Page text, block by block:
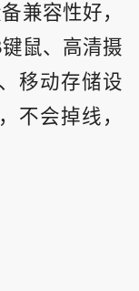
兼容性好，
鼠、高清摄
移动存储设
不会掉线，